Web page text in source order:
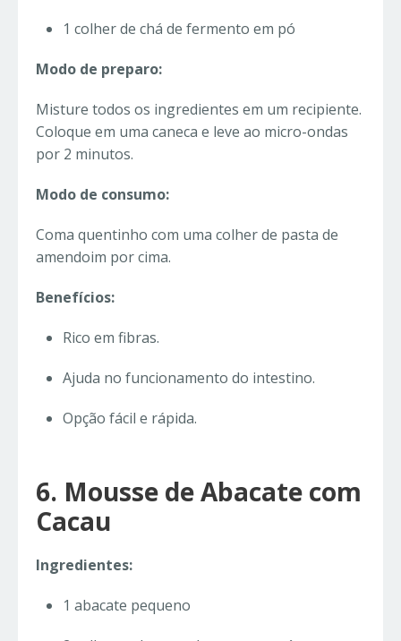
1 colher de chá de fermento em pó
Modo de preparo:
Misture todos os ingredientes em um recipiente.
Coloque em uma caneca e leve ao micro-ondas
por 2 minutos.
Modo de consumo:
Coma quentinho com uma colher de pasta de
amendoim por cima.
Benefícios:
Rico em fibras.
Ajuda no funcionamento do intestino.
Opção fácil e rápida.
6. Mousse de Abacate com
Cacau
Ingredientes:
1 abacate pequeno